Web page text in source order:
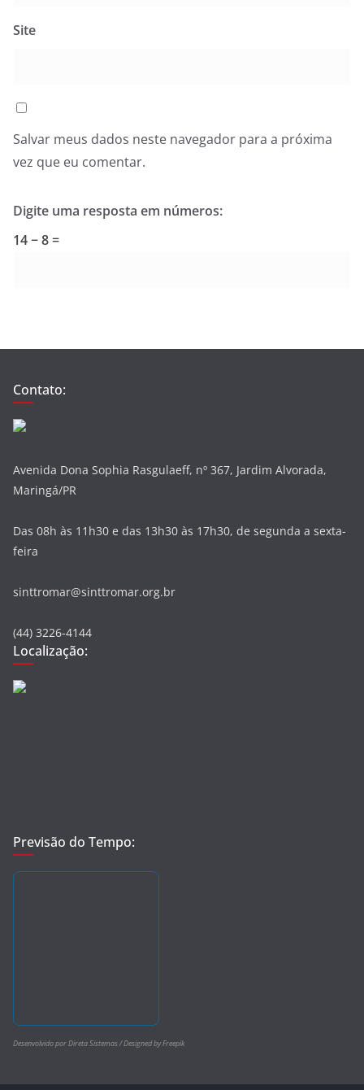
Site
Salvar meus dados neste navegador para a próxima
vez que eu comentar.
Digite uma resposta em números:
14 − 8 =
Contato:
Avenida Dona Sophia Rasgulaeff, nº 367, Jardim Alvorada,
Maringá/PR
Das 08h às 11h30 e das 13h30 às 17h30, de segunda a sexta-
feira
sinttromar@sinttromar.org.br
(44) 3226-4144
Localização:
Previsão do Tempo:
Desenvolvido por Direta Sistemas /Designed by Freepik